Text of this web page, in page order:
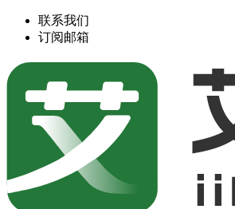
联系我们
订阅邮箱